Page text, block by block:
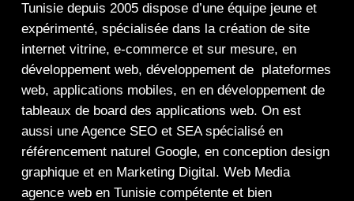
Tunisie depuis 2005 dispose d’une équipe jeune et
expérimenté, spécialisée dans la création de site
internet vitrine, e-commerceet sur mesure, en
développement web, développement de plateformes
web, applications mobiles, en en développement de
tableaux de boarddes applications web. On est
aussi une Agence SEOet SEAspécialisé en
référencement naturel Google, en conception design
graphiqueet en Marketing Digital. Web Media
agence web en Tunisie compétente et bien